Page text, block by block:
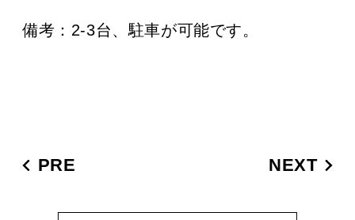
備考：2-3台、駐車が可能です。
PRE NEXT